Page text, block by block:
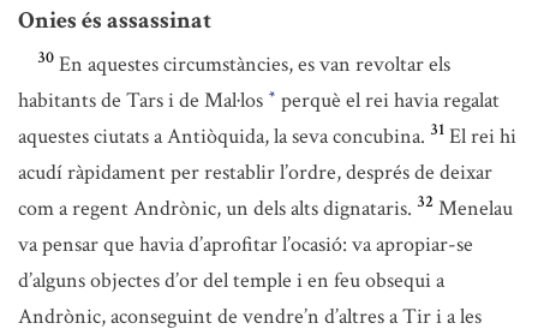
Onies és assassinat
30 En aquestes circumstàncies, es van revoltar els
habitants de Tars i de Mal·los * perquè el rei havia regalat
aquestes ciutats a Antiòquida, la seva concubina. 31 El rei hi
acudí ràpidament per restablir l’ordre, després de deixar
com a regent Andrònic, un dels alts dignataris. 32 Menelau
va pensar que havia d’aprofitar l’ocasió: va apropiar-se
d’alguns objectes d’or del temple i en feu obsequi a
Andrònic, aconseguint de vendre’n d’altres a Tir i a les